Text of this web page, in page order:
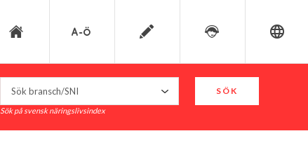
Sök på svensk näringslivsindex
SÖK